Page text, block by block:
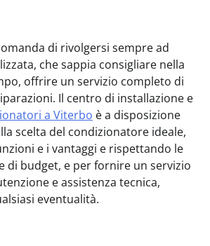
di rivolgersi sempre ad
che sappia consigliare nella
offrire un servizio completo di
Il centro di installazione e
a Viterbo è a disposizione
scelta del condizionatore ideale,
e i vantaggi e rispettando le
di budget, e per fornire un servizio
e assistenza tecnica,
eventualità.